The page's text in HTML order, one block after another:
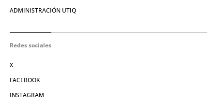
ADMINISTRACIÓN UTIQ
Redes sociales
X
FACEBOOK
INSTAGRAM